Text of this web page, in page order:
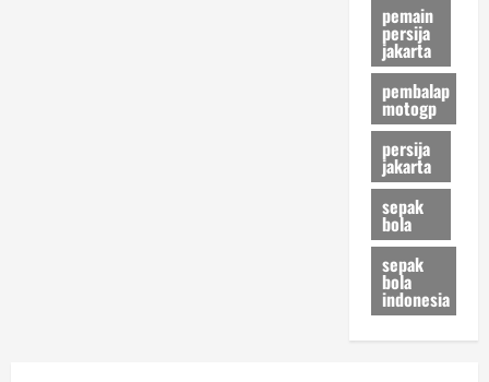
pemain
persija
jakarta
pembalap
motogp
persija
jakarta
sepak
bola
sepak
bola
indonesia